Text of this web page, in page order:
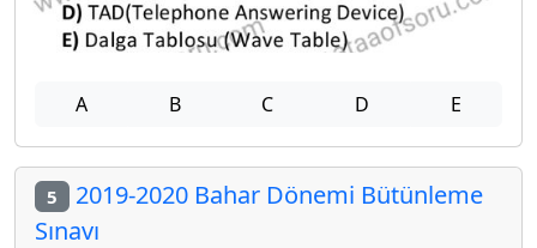
A B C D E
5 2019-2020 Bahar Dönemi Bütünleme
Sınavı